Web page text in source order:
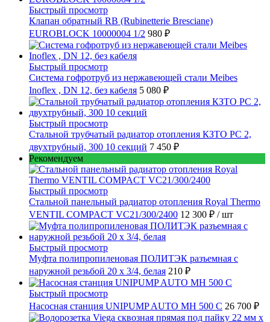
Быстрый просмотр
Клапан обратный RB (Rubinetterie Bresciane)
EUROBLOCK 10000004 1/2 980 ₽
Быстрый просмотр
Cистема гофротруб из нержавеющей стали Meibes
Inoflex , DN 12, без кабеля 5 080 ₽
Быстрый просмотр
Стальной трубчатый радиатор отопления КЗТО РС 2,
двухтрубный, 300 10 секций 7 450 ₽
Рекомендуем
Быстрый просмотр
Стальной панельный радиатор отопления Royal Thermo
VENTIL COMPACT VC21/300/2400 12 300 ₽ / шт
Быстрый просмотр
Муфта полипропиленовая ПОЛИТЭК разъемная с
наружной резьбой 20 x 3/4, белая 210 ₽
Быстрый просмотр
Насосная станция UNIPUMP AUTO MH 500 С 26 700 ₽